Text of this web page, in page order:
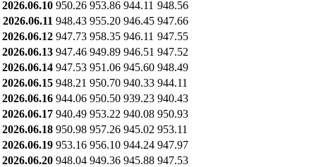
2026.06.10 950.26 953.86 944.11 948.56
2026.06.11 948.43 955.20 946.45 947.66
2026.06.12 947.73 958.35 946.11 947.55
2026.06.13 947.46 949.89 946.51 947.52
2026.06.14 947.53 951.06 945.60 948.49
2026.06.15 948.21 950.70 940.33 944.11
2026.06.16 944.06 950.50 939.23 940.43
2026.06.17 940.49 953.22 940.08 950.93
2026.06.18 950.98 957.26 945.02 953.11
2026.06.19 953.16 956.10 944.24 947.97
2026.06.20 948.04 949.36 945.88 947.53